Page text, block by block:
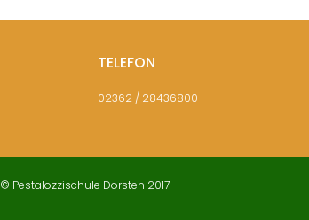
TELEFON
02362 / 28436800
© Pestalozzischule Dorsten 2017